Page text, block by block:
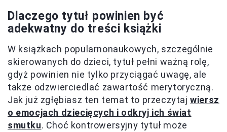
Dlaczego tytuł powinien być
adekwatny do treści książki
W książkach popularnonaukowych, szczególnie
skierowanych do dzieci, tytuł pełni ważną rolę,
gdyż powinien nie tylko przyciągać uwagę, ale
także odzwierciedlać zawartość merytoryczną.
Jak już zgłębiasz ten temat to przeczytajwiersz
o emocjach dziecięcych i odkryj ich świat
smutku. Choć kontrowersyjny tytuł może